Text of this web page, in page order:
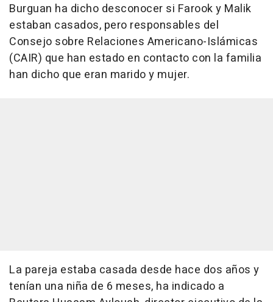
Burguan ha dicho desconocer si Farook y Malik
estaban casados, pero responsables del
Consejo sobre Relaciones Americano-Islámicas
(CAIR) que han estado en contacto con la familia
han dicho que eran marido y mujer.
La pareja estaba casada desde hace dos años y
tenían una niña de 6 meses, ha indicado a